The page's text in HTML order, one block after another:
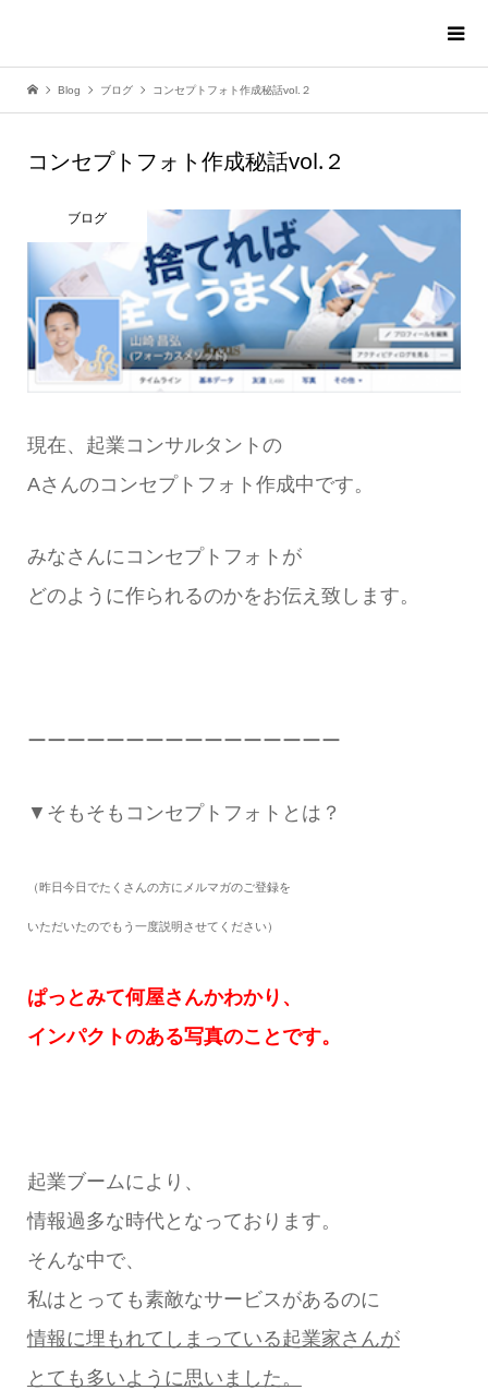
Blog ブログ コンセプトフォト作成秘話vol.２
コンセプトフォト作成秘話vol.２
ブログ
現在、起業コンサルタントの
Aさんのコンセプトフォト作成中です。
みなさんにコンセプトフォトが
どのように作られるのかをお伝え致します。
ーーーーーーーーーーーーーーーー
▼そもそもコンセプトフォトとは？
（昨日今日でたくさんの方にメルマガのご登録を
いただいたのでもう一度説明させてください）
ぱっとみて何屋さんかわかり、
インパクトのある写真のことです。
起業ブームにより、
情報過多な時代となっております。
そんな中で、
私はとっても素敵なサービスがあるのに
情報に埋もれてしまっている起業家さんが
とても多いように思いました。